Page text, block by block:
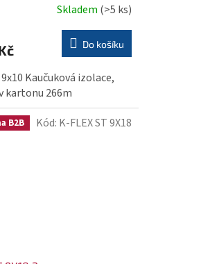
Skladem (>5 ks)
Do košíku
9x10 Kaučuková izolace,
kartonu 266m
B2B Kód: K-FLEX ST 9X18